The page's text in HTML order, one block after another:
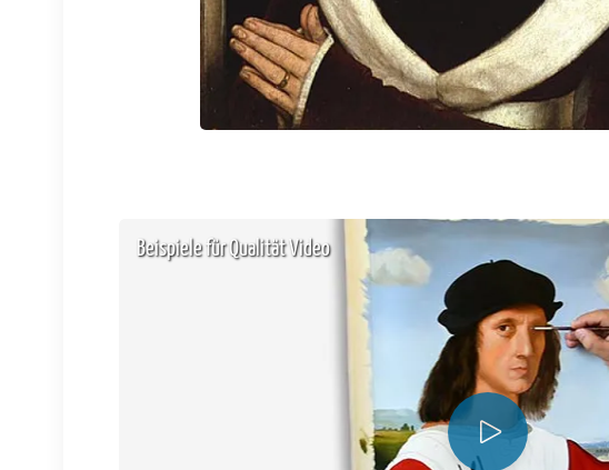
Beispiele für Qualität Video